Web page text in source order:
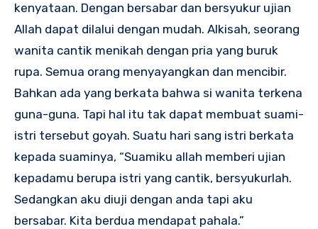
kenyataan. Dengan bersabar dan bersyukur ujian
Allah dapat dilalui dengan mudah. Alkisah, seorang
wanita cantik menikah dengan pria yang buruk
rupa. Semua orang menyayangkan dan mencibir.
Bahkan ada yang berkata bahwa si wanita terkena
guna-guna. Tapi hal itu tak dapat membuat suami-
istri tersebut goyah. Suatu hari sang istri berkata
kepada suaminya, “Suamiku allah memberi ujian
kepadamu berupa istri yang cantik, bersyukurlah.
Sedangkan aku diuji dengan anda tapi aku
bersabar. Kita berdua mendapat pahala.”